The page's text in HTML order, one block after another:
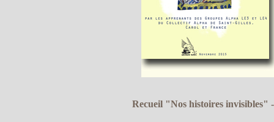
Recueil "Nos histoires invisibles"